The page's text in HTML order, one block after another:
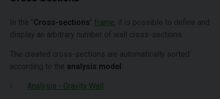
In the "Cross-sections" frame, it is possible to define and
display an arbitrary number of wall cross-sections.
The created cross-sections are automatically sorted
according to the analysis model
Analysis - Gravity Wall